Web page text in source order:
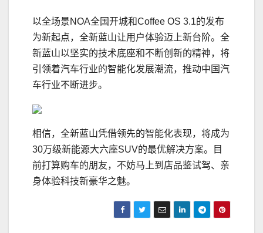
以全场景NOA全国开城和Coffee OS 3.1的发布
为新起点，全新蓝山让用户体验迈上新台阶。全
新蓝山以坚实的技术底座和不断创新的精神，将
引领着汽车行业的智能化发展潮流，推动中国汽
车行业不断进步。
相信，全新蓝山凭借领先的智能化表现，将成为
30万级新能源大六座SUV的最优解决方案。目
前打算购车的朋友，不妨马上到店品鉴试驾、亲
身体验科技新豪华之魅。